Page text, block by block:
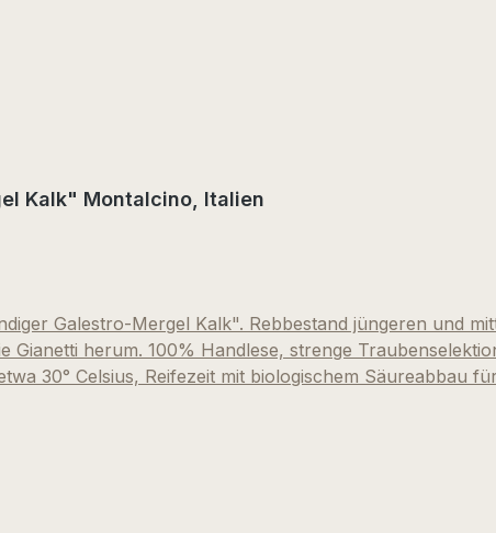
Kalk" Montalcino, Italien
Galestro-Mergel Kalk". Rebbestand jüngeren und
Gianetti herum. 100% Handlese, strenge
30° Celsius, Reifezeit mit biologischem Säureabbau
dunklen Reflexen, optimale Trinkreife, leider jedes